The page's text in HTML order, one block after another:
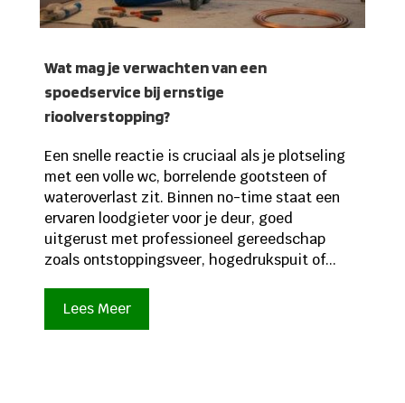
Wat mag je verwachten van een
spoedservice bij ernstige
rioolverstopping?
Een snelle reactie is cruciaal als je plotseling
met een volle wc, borrelende gootsteen of
wateroverlast zit. Binnen no-time staat een
ervaren loodgieter voor je deur, goed
uitgerust met professioneel gereedschap
zoals ontstoppingsveer, hogedrukspuit of...
Lees Meer